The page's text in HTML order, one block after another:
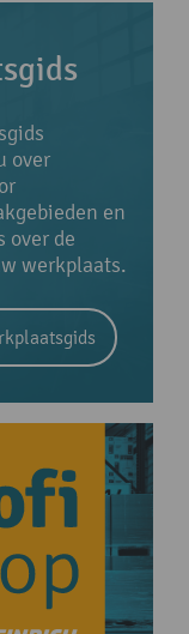
over
en
over de
werkplaats.